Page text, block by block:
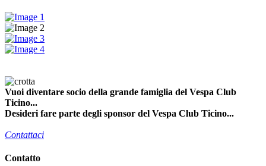
Vuoi diventare socio della grande famiglia del Vespa Club
Ticino...
Desideri fare parte degli sponsor del Vespa Club Ticino...
Contattaci
Contatto